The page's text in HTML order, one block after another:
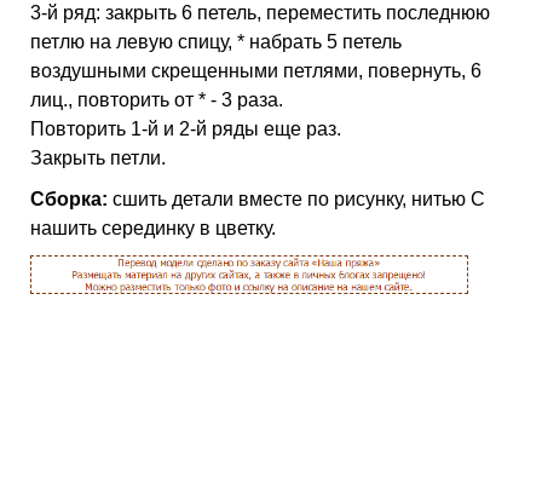
3-й ряд: закрыть 6 петель, переместить последнюю
петлю на левую спицу, * набрать 5 петель
воздушными скрещенными петлями, повернуть, 6
лиц., повторить от * - 3 раза.
Повторить 1-й и 2-й ряды еще раз.
Закрыть петли.
Сборка: сшить детали вместе по рисунку, нитью С
нашить серединку в цветку.